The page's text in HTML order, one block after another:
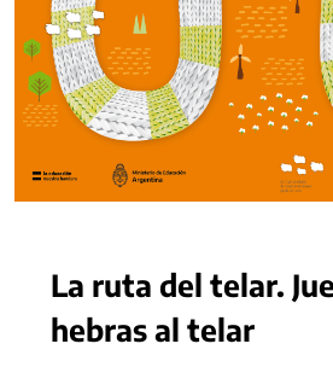
La ruta del telar.
hebras al telar